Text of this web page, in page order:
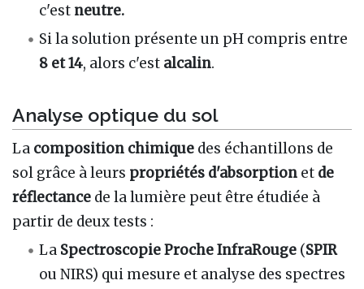
c'est neutre.
Si la solution présente un pH compris entre
8 et 14, alors c'est alcalin.
Analyse optique du sol
La composition chimique des échantillons de
sol grâce à leurs propriétés d'absorption et de
réflectance de la lumière peut être étudiée à
partir de deux tests :
La SpectroscopieProche InfraRouge (SPIR
ou NIRS) qui mesure et analyse des spectres